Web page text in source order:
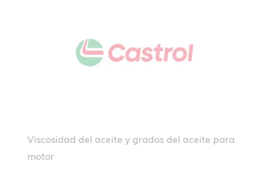
Viscosidad del aceite y grados del aceite para
motor